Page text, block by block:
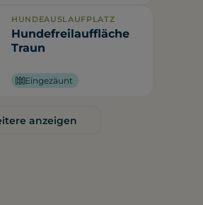
HUNDEAUSLAUFPLATZ
Hundefreilauffläche
Traun
Eingezäunt
anzeigen